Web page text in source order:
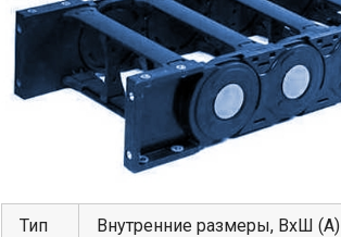
Тип Внутренние размеры, ВхШ (А)